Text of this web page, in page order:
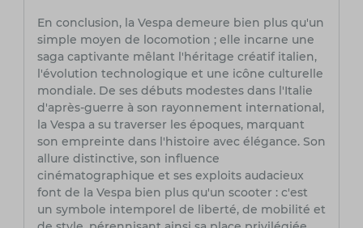
En conclusion, la Vespa demeure bien plus qu'un
simple moyen de locomotion ; elle incarne une
saga captivante mêlant l'héritage créatif italien,
l'évolution technologique et une icône culturelle
mondiale. De ses débuts modestes dans l'Italie
d'après-guerre à son rayonnement international,
la Vespa a su traverser les époques, marquant
son empreinte dans l'histoire avec élégance. Son
allure distinctive, son influence
cinématographique et ses exploits audacieux
font de la Vespa bien plus qu'un scooter : c'est
un symbole intemporel de liberté, de mobilité et